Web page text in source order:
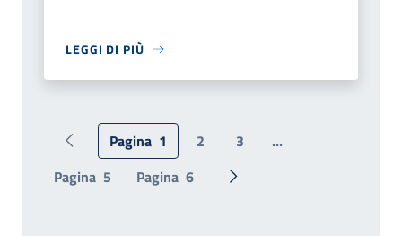
LEGGI DI PIÙ
Pagina precedente
Pagina 1 2 3
...
Pagina 5 Pagina 6 Pagina successiva